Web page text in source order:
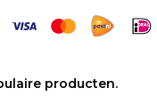
producten.